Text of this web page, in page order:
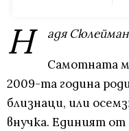
Н адя
Самотната
2009-та година
близнаци, или
внучка. Единият